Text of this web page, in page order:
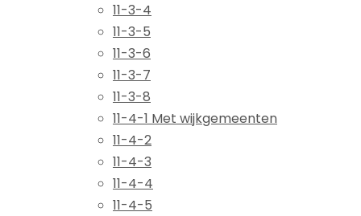
11-3-4
11-3-5
11-3-6
11-3-7
11-3-8
11-4-1 Met wijkgemeenten
11-4-2
11-4-3
11-4-4
11-4-5